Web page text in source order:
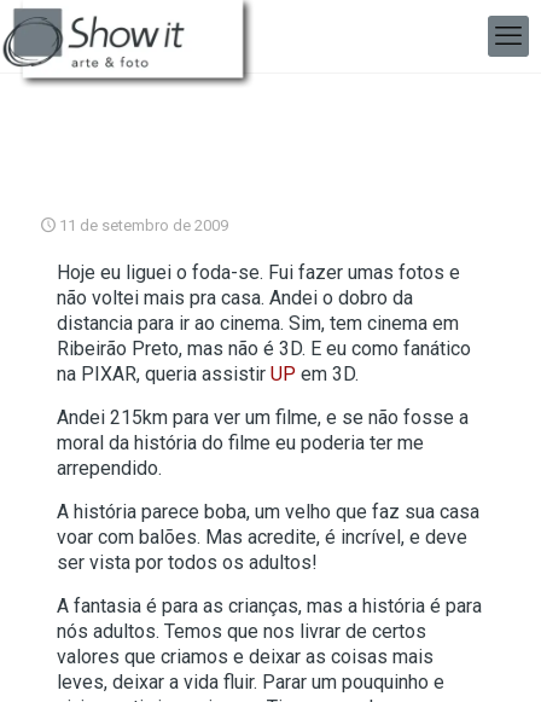
11 de setembro de 2009
Hoje eu liguei o foda-se. Fui fazer umas fotos e
não voltei mais pra casa. Andei o dobro da
distancia para ir ao cinema. Sim, tem cinema em
Ribeirão Preto, mas não é 3D. E eu como fanático
na PIXAR, queria assistir UP em 3D.
Andei 215km para ver um filme, e se não fosse a
moral da história do filme eu poderia ter me
arrependido.
A história parece boba, um velho que faz sua casa
voar com balões. Mas acredite, é incrível, e deve
ser vista por todos os adultos!
A fantasia é para as crianças, mas a história é para
nós adultos. Temos que nos livrar de certos
valores que criamos e deixar as coisas mais
leves, deixar a vida fluir. Parar um pouquinho e